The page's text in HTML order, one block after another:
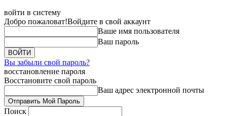
войти в систему
Добро пожаловат!Войдите в свой аккаунт
Ваше имя пользователя
Ваш пароль
Вы забыли свой пароль?
восстановление пароля
Восстановите свой пароль
Ваш адрес электронной почты
Поиск